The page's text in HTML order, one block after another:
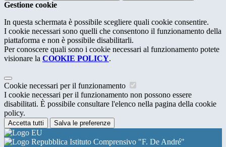
Gestione cookie
In questa schermata è possibile scegliere quali cookie consentire.
I cookie necessari sono quelli che consentono il funzionamento della
piattaforma e non è possibile disabilitarli.
Per conoscere quali sono i cookie necessari al funzionamento potete
visionare la COOKIE POLICY.
Cookie necessari per il funzionamento
I cookie necessari per il funzionamento non possono essere
disabilitati. È possibile consultare l'elenco nella pagina della cookie
policy.
Accetta tutti Salva le preferenze
Istituto Comprensivo "F. De André"